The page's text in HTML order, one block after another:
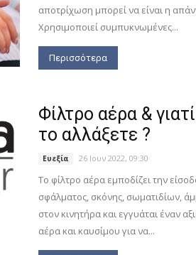
αποτρίχωση μπορεί να είναι η
Χρησιμοποιεί συμπυκνωμένες...
Περισσότερα
Φίλτρο αέρα &
το αλλάξετε ?
Ευεξία 26 Ιουν 2022, 09:30
Το φίλτρο αέρα εμποδίζει την
σφάλματος, σκόνης, σωματιδίων,
στον κινητήρα και εγγυάται έναν
αέρα και καυσίμου για να...